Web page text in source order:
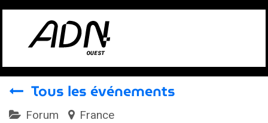
Se rendre au contenu
Tous les événements
Forum France